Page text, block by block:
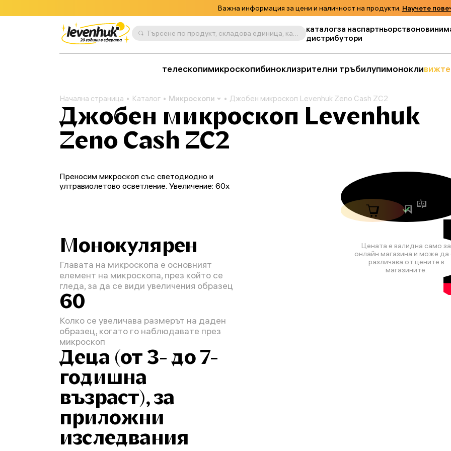
Важна информация за цени и наличност на продукти. Научете
Търсене по продукт, складова единица, категория и т.н. каталогза наспартньорствоновини
дистрибутори
телескопимикроскопибиноклизрителни тръбилупимонокли
Начална страница Каталог Микроскопи Джобен микроскоп Levenhuk Zeno Cash ZC2
Джобен микроскоп Levenhuk
Zeno Cash ZC2
Цената е валидна само за
онлайн магазина и може да
различава от цените в
магазините.
Преносим микроскоп със светодиодно и
ултравиолетово осветление. Увеличение: 60x
Монокулярен
Главата на микроскопа е основният
елемент на микроскопа, през който се
гледа, за да се види увеличения образец
60
Колко се увеличава размерът на даден
образец, когато го наблюдавате през
микроскоп
Деца (от 3- до 7-
годишна
възраст), за
приложни
изследвания